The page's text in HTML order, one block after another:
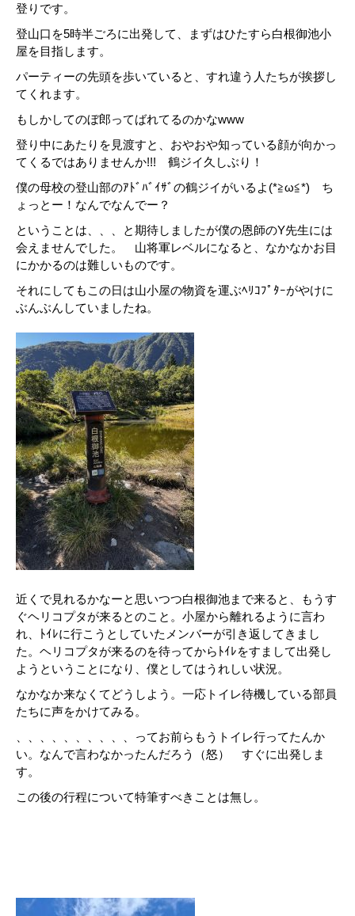
登りです。
登山口を5時半ごろに出発して、まずはひたすら白根御池小
屋を目指します。
パーティーの先頭を歩いていると、すれ違う人たちが挨拶し
てくれます。
もしかしてのぼ郎ってばれてるのかなwww
登り中にあたりを見渡すと、おやおや知っている顔が向かっ
てくるではありませんか!!! 鶴ジイ久しぶり！
僕の母校の登山部のｱﾄﾞﾊﾞｲｻﾞの鶴ジイがいるよ(*≧ω≦*) ち
ょっとー！なんでなんでー？
ということは、、、と期待しましたが僕の恩師のY先生には
会えませんでした。 山将軍レベルになると、なかなかお目
にかかるのは難しいものです。
それにしてもこの日は山小屋の物資を運ぶﾍﾘｺﾌﾟﾀｰがやけに
ぶんぶんしていましたね。
近くで見れるかなーと思いつつ白根御池まで来ると、もうす
ぐヘリコプタが来るとのこと。小屋から離れるように言わ
れ、ﾄｲﾚに行こうとしていたメンバーが引き返してきまし
た。ヘリコプタが来るのを待ってからﾄｲﾚをすまして出発し
ようということになり、僕としてはうれしい状況。
なかなか来なくてどうしよう。一応トイレ待機している部員
たちに声をかけてみる。
、、、、、、、、、、ってお前らもうトイレ行ってたんか
い。なんで言わなかったんだろう（怒） すぐに出発しま
す。
この後の行程について特筆すべきことは無し。